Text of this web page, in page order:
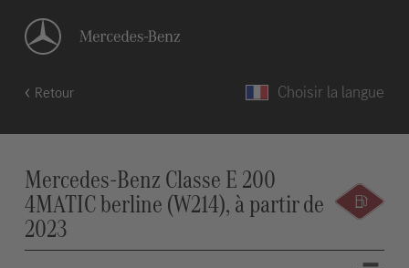
Retour Choisir la langue
Mercedes-Benz Classe E 200
4MATIC berline (W214), à partir de
2023